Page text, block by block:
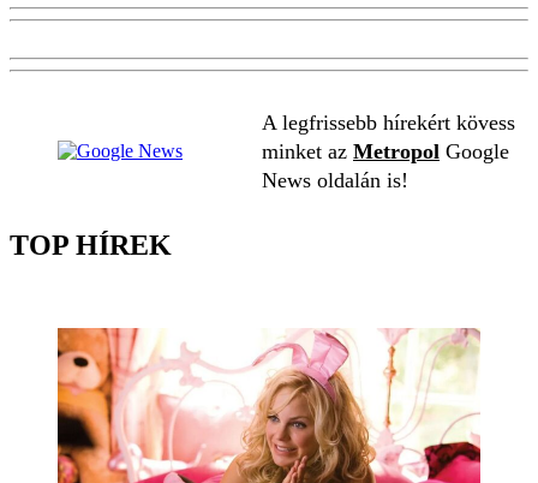
A legfrissebb hírekért kövess
minket az Metropol Google
News oldalán is!
TOP HÍREK